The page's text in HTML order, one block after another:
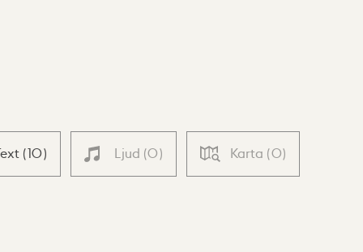
(10) Ljud (0) Karta (0)